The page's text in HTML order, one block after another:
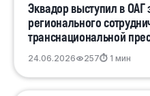
Эквадор выступил в ОАГ
регионального
транснациональной
24.06.2026 257⏱ 1 мин